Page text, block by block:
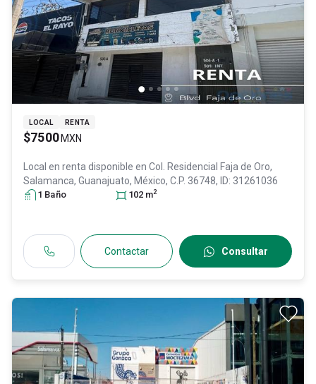
LOCAL RENTA
$7500 MXN
Local en renta disponible en Col. Residencial Faja de Oro,
Salamanca, Guanajuato, México, C.P. 36748, ID: 31261036
1 Baño 102 m2
Contactar Consultar